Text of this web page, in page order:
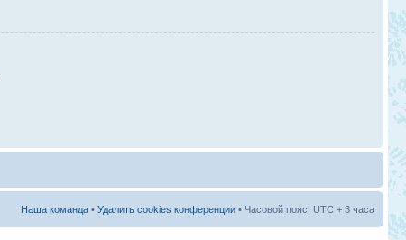
Наша команда • Удалить cookies конференции • Часовой пояс: UTC + 3 часа